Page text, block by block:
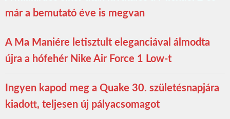
már a bemutató éve is megvan
A Ma Maniére letisztult eleganciával álmodta
újra a hófehér Nike Air Force 1 Low-t
Ingyen kapod meg a Quake 30. születésnapjára
kiadott, teljesen új pályacsomagot